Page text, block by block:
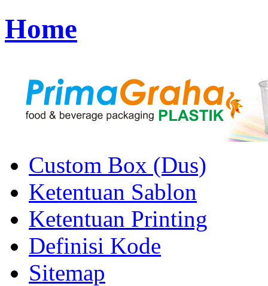
Home
Custom Box (Dus)
Ketentuan Sablon
Ketentuan Printing
Definisi Kode
Sitemap